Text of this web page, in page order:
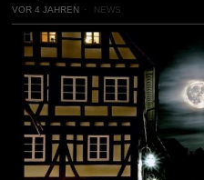
VOR 4 JAHREN NEWS